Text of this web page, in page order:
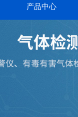
产品中心